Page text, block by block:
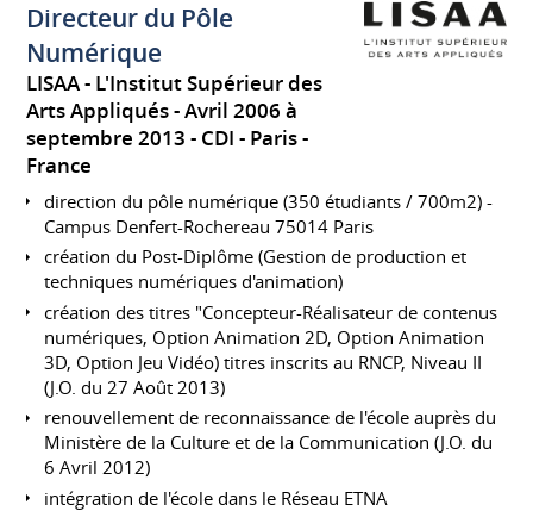
Directeur du Pôle
Numérique
LISAA - L'Institut Supérieur des
Arts Appliqués
Avril 2006 à
septembre 2013 CDI
Paris
France
direction du pôle numérique (350 étudiants / 700m2) -
Campus Denfert-Rochereau 75014 Paris
création du Post-Diplôme (Gestion de production et
techniques numériques d'animation)
création des titres "Concepteur-Réalisateur de contenus
numériques, Option Animation 2D, Option Animation
3D, Option Jeu Vidéo) titres inscrits au RNCP, Niveau II
(J.O. du 27 Août 2013)
renouvellement de reconnaissance de l'école auprès du
Ministère de la Culture et de la Communication (J.O. du
6 Avril 2012)
intégration de l'école dans le Réseau ETNA